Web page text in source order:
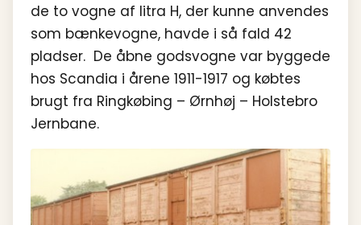
de to vogne af litra H, der kunne anvendes
som bænkevogne, havde i så fald 42
pladser. De åbne godsvogne var byggede
hos Scandia i årene 1911-1917 og købtes
brugt fra Ringkøbing – Ørnhøj – Holstebro
Jernbane.